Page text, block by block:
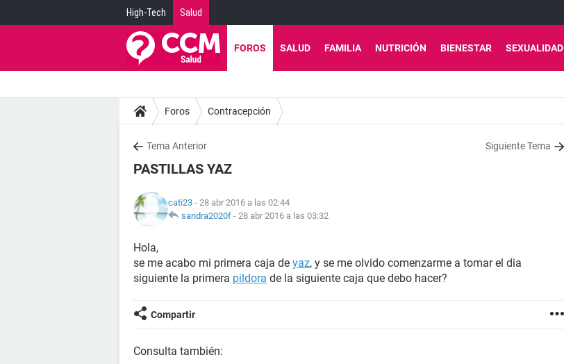
High-Tech Salud
FOROS SALUD FAMILIA NUTRICIÓN BIENESTAR SEXUALIDAD
Foros Contracepción
Tema Anterior Siguiente Tema
PASTILLAS YAZ
cati23 - 28 abr 2016 a las 02:44
sandra2020f - 28 abr 2016 a las 03:32
Hola,
se me acabo mi primera caja de yaz, y se me olvido comenzarme a tomar el dia
siguiente la primera pildora de la siguiente caja que debo hacer?
Compartir
Consulta también: